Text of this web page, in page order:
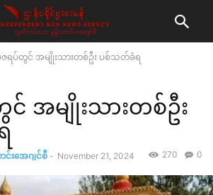
ရပ်တွင် အမျိုးသားတစ်ဦး ပစ်သတ်ခံရ
အမျိုးသားတစ်ဦး
အေဂျင်စီ - November 21, 2024 0
270